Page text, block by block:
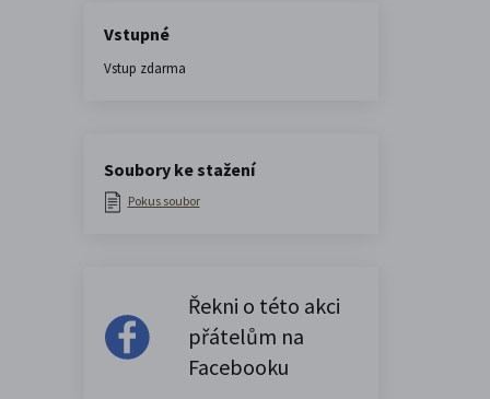
Vstupné
Vstup zdarma
Soubory ke stažení
Pokus soubor
Řekni o této akci
přátelům na
Facebooku